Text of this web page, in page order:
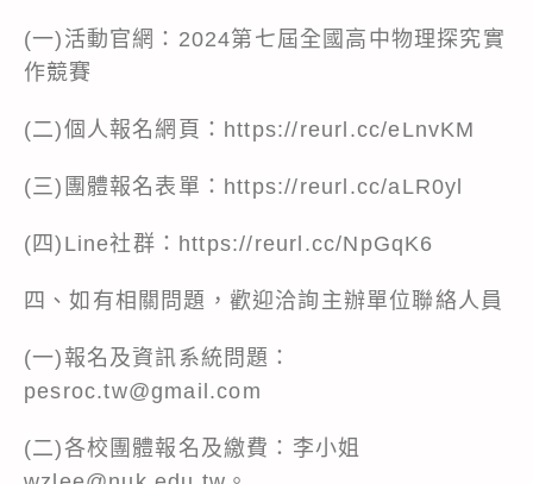
(一)活動官網：2024第七屆全國高中物理探究實
作競賽
(二)個人報名網頁：https://reurl.cc/eLnvKM
(三)團體報名表單：https://reurl.cc/aLR0yl
(四)Line社群：https://reurl.cc/NpGqK6
四、如有相關問題，歡迎洽詢主辦單位聯絡人員
(一)報名及資訊系統問題：
pesroc.tw@gmail.com
(二)各校團體報名及繳費：李小姐